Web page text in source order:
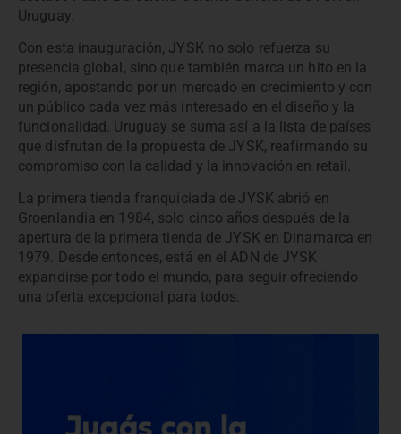
Uruguay.
Con esta inauguración, JYSK no solo refuerza su
presencia global, sino que también marca un hito en la
región, apostando por un mercado en crecimiento y con
un público cada vez más interesado en el diseño y la
funcionalidad. Uruguay se suma así a la lista de países
que disfrutan de la propuesta de JYSK, reafirmando su
compromiso con la calidad y la innovación en retail.
La primera tienda franquiciada de JYSK abrió en
Groenlandia en 1984, solo cinco años después de la
apertura de la primera tienda de JYSK en Dinamarca en
1979. Desde entonces, está en el ADN de JYSK
expandirse por todo el mundo, para seguir ofreciendo
una oferta excepcional para todos.